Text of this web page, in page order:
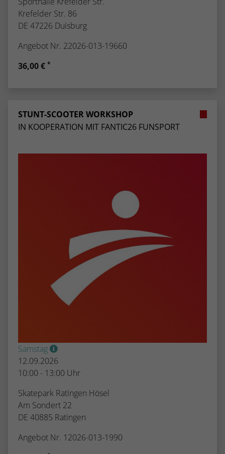
Krefelder Str. 86
DE 47226 Duisburg
Angebot Nr. 22026-013-19660
36,00 € *
STUNT-SCOOTER WORKSHOP
IN KOOPERATION MIT FANTIC26 FUNSPORT
Samstag
12.09.2026
10:00 - 13:00 Uhr
Skatepark Ratingen Hösel
Am Sondert 22
DE 40885 Ratingen
Angebot Nr. 12026-013-1990